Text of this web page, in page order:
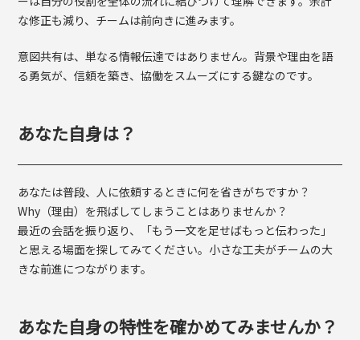
な修正も減り、チームは前向きに進みます。
意図共有は、単なる情報伝達ではありません。背景や理由を語
る勇気が、信頼を築き、協働をスムーズにする鍵なのです。
あなた自身は？
あなたは普段、人に依頼するときに何を省きがちですか？
Why（理由）を飛ばしてしまうことはありませんか？
最近の会話を振り返り、「もう一文を足せばもっと伝わった」
と思える場面を探してみてください。小さな工夫がチームの大
きな前進につながります。
あなた自身の特性を確かめてみませんか？